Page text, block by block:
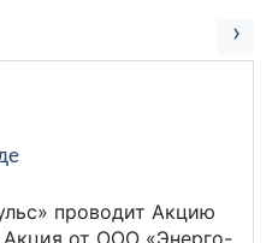
проводит Акцию
от ООО «Энерго-
›